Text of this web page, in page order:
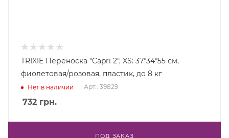
TRIXIE Переноска "Capri 2", XS: 37*34*55 см,
фиолетовая/розовая, пластик, до 8 кг
Нет в наличии Арт.: 39829
732 грн.
ПОД ЗАКАЗ